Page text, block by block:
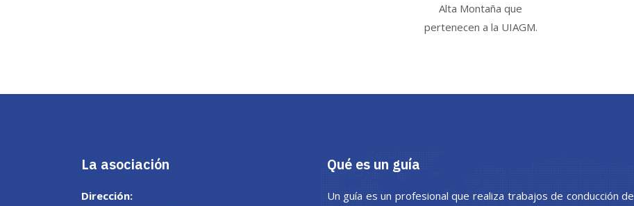
Alta Montaña que
pertenecen a la UIAGM.
La asociación
Dirección:
Qué es un guía
Un guía es un profesional que realiza trabajos de conducción de